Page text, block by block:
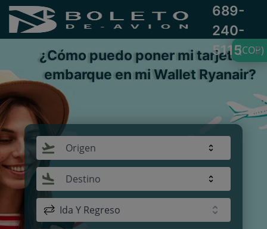
689-
240-
5115
¿Cómo puedo poner mi tarjeta de
embarque en mi Wallet Ryanair?
(COP)
Origen
Destino
Ida Y Regreso